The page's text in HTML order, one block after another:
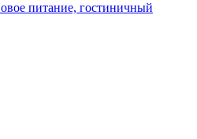
питание, гостиничный